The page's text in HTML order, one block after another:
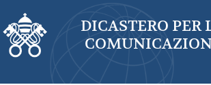
DICASTERO PER